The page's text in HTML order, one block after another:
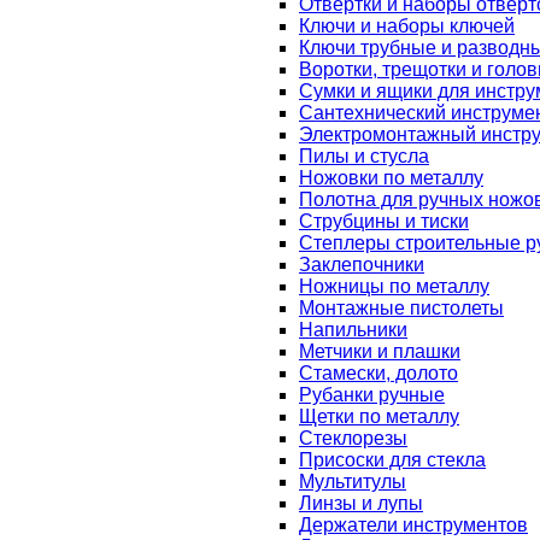
Отвертки и наборы
Ключи и наборы ключей
Ключи трубные и
Воротки, трещотки и
Сумки и ящики для
Сантехнический
Электромонтажный
Пилы и стусла
Ножовки по металлу
Полотна для ручных
Струбцины и тиски
Степлеры строительные
Заклепочники
Ножницы по металлу
Монтажные пистолеты
Напильники
Метчики и плашки
Стамески, долото
Рубанки ручные
Щетки по металлу
Стеклорезы
Присоски для стекла
Мультитулы
Линзы и лупы
Держатели инструментов